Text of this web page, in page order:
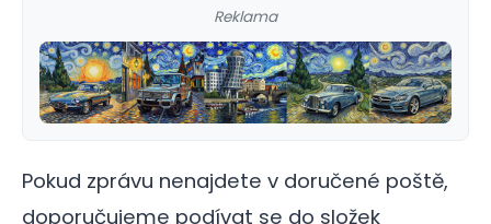
Reklama
Pokud zprávu nenajdete v doručené poště,
doporučujeme podívat se do složek